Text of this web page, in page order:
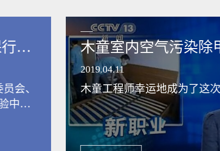
业
会、
中
木童室内空气污染
领健康新生活
2019.04.11
木童工程师幸运地成为了这